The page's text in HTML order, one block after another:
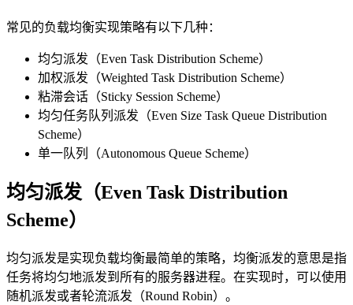
常见的负载均衡实现策略有以下几种：
均匀派发（Even Task Distribution Scheme）
加权派发（Weighted Task Distribution Scheme）
粘滞会话（Sticky Session Scheme）
均匀任务队列派发（Even Size Task Queue Distribution
Scheme）
单一队列（Autonomous Queue Scheme）
均匀派发（Even Task Distribution
Scheme）
均匀派发是实现负载均衡最简单的策略，均衡派发的意思是指
任务将均匀地派发到所有的服务器进程。在实现时，可以使用
随机派发或者轮流派发（Round Robin）。